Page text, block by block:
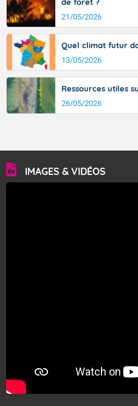
21/05/2026
Quel climat futur
13/05/2026
Ressources utiles
26/05/2026
IMAGES & VIDÉOS